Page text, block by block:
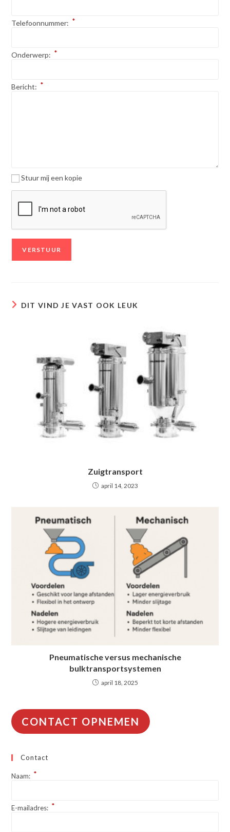
Telefoonnummer: *
Onderwerp: *
Bericht: *
Stuur mij een kopie
DIT VIND JE VAST OOK LEUK
Zuigtransport
april 14, 2023
Pneumatische versus mechanische
bulktransportsystemen
april 18, 2025
CONTACT OPNEMEN
Contact
Naam: *
E-mailadres: *